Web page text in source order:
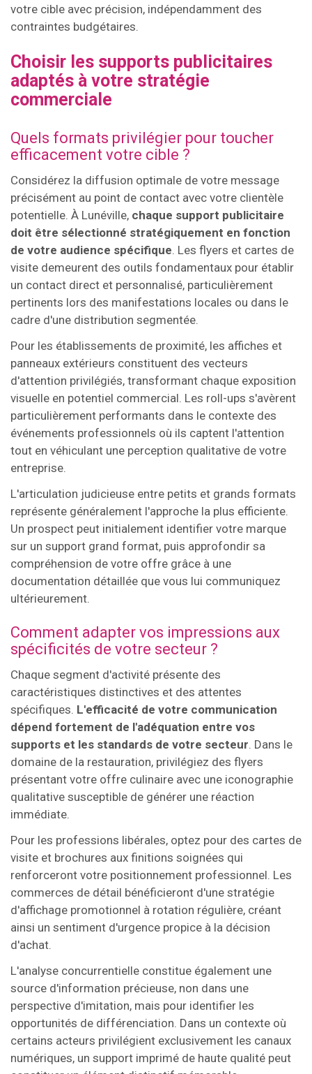
votre cible avec précision, indépendamment des
contraintes budgétaires.
Choisir les supports publicitaires
adaptés à votre stratégie
commerciale
Quels formats privilégier pour toucher
efficacement votre cible ?
Considérez la diffusion optimale de votre message
précisément au point de contact avec votre clientèle
potentielle. À Lunéville, chaque support publicitaire
doit être sélectionné stratégiquement en fonction
de votre audience spécifique. Les flyers et cartes de
visite demeurent des outils fondamentaux pour établir
un contact direct et personnalisé, particulièrement
pertinents lors des manifestations locales ou dans le
cadre d'une distribution segmentée.
Pour les établissements de proximité, les affiches et
panneaux extérieurs constituent des vecteurs
d'attention privilégiés, transformant chaque exposition
visuelle en potentiel commercial. Les roll-ups s'avèrent
particulièrement performants dans le contexte des
événements professionnels où ils captent l'attention
tout en véhiculant une perception qualitative de votre
entreprise.
L'articulation judicieuse entre petits et grands formats
représente généralement l'approche la plus efficiente.
Un prospect peut initialement identifier votre marque
sur un support grand format, puis approfondir sa
compréhension de votre offre grâce à une
documentation détaillée que vous lui communiquez
ultérieurement.
Comment adapter vos impressions aux
spécificités de votre secteur ?
Chaque segment d'activité présente des
caractéristiques distinctives et des attentes
spécifiques. L'efficacité de votre communication
dépend fortement de l'adéquation entre vos
supports et les standards de votre secteur. Dans le
domaine de la restauration, privilégiez des flyers
présentant votre offre culinaire avec une iconographie
qualitative susceptible de générer une réaction
immédiate.
Pour les professions libérales, optez pour des cartes de
visite et brochures aux finitions soignées qui
renforceront votre positionnement professionnel. Les
commerces de détail bénéficieront d'une stratégie
d'affichage promotionnel à rotation régulière, créant
ainsi un sentiment d'urgence propice à la décision
d'achat.
L'analyse concurrentielle constitue également une
source d'information précieuse, non dans une
perspective d'imitation, mais pour identifier les
opportunités de différenciation. Dans un contexte où
certains acteurs privilégient exclusivement les canaux
numériques, un support imprimé de haute qualité peut